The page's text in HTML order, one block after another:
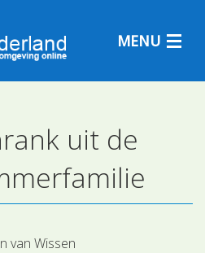
MENU
uit de
van Wissen